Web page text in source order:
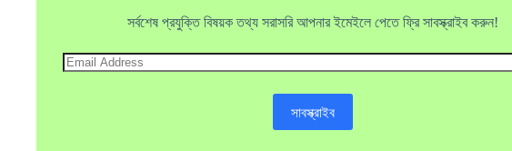
সর্বশেষ প্রযুক্তি বিষয়ক তথ্য সরাসরি আপনার ইমেইলে পেতে ফ্রি সাবস্ক্রাইব করুন!
Email
Address
সাবস্ক্রাইব